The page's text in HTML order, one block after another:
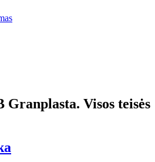
Granplasta. Visos teisės